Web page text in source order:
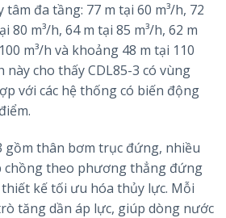
đa tầng: 77 m tại 60 m³/h, 72
80 m³/h, 64 m tại 85 m³/h, 62 m
m³/h và khoảng 48 m tại 110
này cho thấy CDL85-3 có vùng
với các hệ thống có biến động
gồm thân bơm trục đứng, nhiều
chồng theo phương thẳng đứng
kế tối ưu hóa thủy lực. Mỗi
tăng dần áp lực, giúp dòng nước